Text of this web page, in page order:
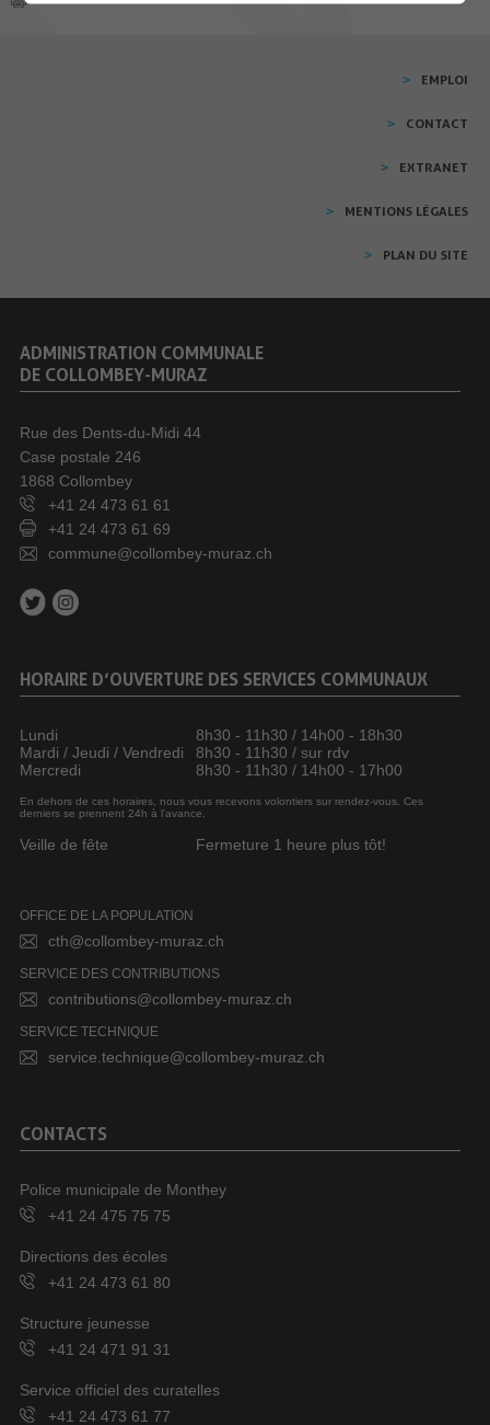
EMPLOI
CONTACT
EXTRANET
MENTIONS LÉGALES
PLAN DU SITE
ADMINISTRATION COMMUNALE
DE COLLOMBEY-MURAZ
Rue des Dents-du-Midi 44
Case postale 246
1868 Collombey
+41 24 473 61 61
+41 24 473 61 69
commune@collombey-muraz.ch
HORAIRE D’OUVERTURE DES SERVICES COMMUNAUX
Lundi
8h30 - 11h30 / 14h00 - 18h30
Mardi / Jeudi / Vendredi
8h30 - 11h30 / sur rdv
Mercredi
8h30 - 11h30 / 14h00 - 17h00
En dehors de ces horaires, nous vous recevons volontiers sur rendez-vous. Ces
derniers se prennent 24h à l’avance.
Veille de fête Fermeture 1 heure plus tôt!
OFFICE DE LA POPULATION
cth@collombey-muraz.ch
SERVICE DES CONTRIBUTIONS
contributions@collombey-muraz.ch
SERVICE TECHNIQUE
service.technique@collombey-muraz.ch
CONTACTS
Police municipale de Monthey
+41 24 475 75 75
Directions des écoles
+41 24 473 61 80
Structure jeunesse
+41 24 471 91 31
Service officiel des curatelles
+41 24 473 61 77